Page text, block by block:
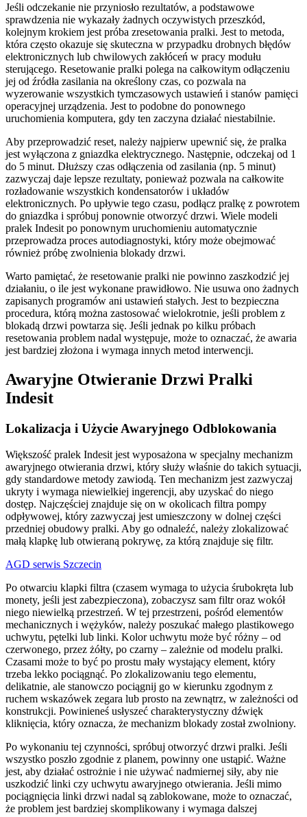
Jeśli odczekanie nie przyniosło rezultatów, a podstawowe
sprawdzenia nie wykazały żadnych oczywistych przeszkód,
kolejnym krokiem jest próba zresetowania pralki. Jest to metoda,
która często okazuje się skuteczna w przypadku drobnych błędów
elektronicznych lub chwilowych zakłóceń w pracy modułu
sterującego. Resetowanie pralki polega na całkowitym odłączeniu
jej od źródła zasilania na określony czas, co pozwala na
wyzerowanie wszystkich tymczasowych ustawień i stanów pamięci
operacyjnej urządzenia. Jest to podobne do ponownego
uruchomienia komputera, gdy ten zaczyna działać niestabilnie.
Aby przeprowadzić reset, należy najpierw upewnić się, że pralka
jest wyłączona z gniazdka elektrycznego. Następnie, odczekaj od 1
do 5 minut. Dłuższy czas odłączenia od zasilania (np. 5 minut)
zazwyczaj daje lepsze rezultaty, ponieważ pozwala na całkowite
rozładowanie wszystkich kondensatorów i układów
elektronicznych. Po upływie tego czasu, podłącz pralkę z powrotem
do gniazdka i spróbuj ponownie otworzyć drzwi. Wiele modeli
pralek Indesit po ponownym uruchomieniu automatycznie
przeprowadza proces autodiagnostyki, który może obejmować
również próbę zwolnienia blokady drzwi.
Warto pamiętać, że resetowanie pralki nie powinno zaszkodzić jej
działaniu, o ile jest wykonane prawidłowo. Nie usuwa ono żadnych
zapisanych programów ani ustawień stałych. Jest to bezpieczna
procedura, którą można zastosować wielokrotnie, jeśli problem z
blokadą drzwi powtarza się. Jeśli jednak po kilku próbach
resetowania problem nadal występuje, może to oznaczać, że awaria
jest bardziej złożona i wymaga innych metod interwencji.
Awaryjne Otwieranie Drzwi Pralki
Indesit
Lokalizacja i Użycie Awaryjnego Odblokowania
Większość pralek Indesit jest wyposażona w specjalny mechanizm
awaryjnego otwierania drzwi, który służy właśnie do takich sytuacji,
gdy standardowe metody zawiodą. Ten mechanizm jest zazwyczaj
ukryty i wymaga niewielkiej ingerencji, aby uzyskać do niego
dostęp. Najczęściej znajduje się on w okolicach filtra pompy
odpływowej, który zazwyczaj jest umieszczony w dolnej części
przedniej obudowy pralki. Aby go odnaleźć, należy zlokalizować
małą klapkę lub otwieraną pokrywę, za którą znajduje się filtr.
AGD serwis Szczecin
Po otwarciu klapki filtra (czasem wymaga to użycia śrubokręta lub
monety, jeśli jest zabezpieczona), zobaczysz sam filtr oraz wokół
niego niewielką przestrzeń. W tej przestrzeni, pośród elementów
mechanicznych i wężyków, należy poszukać małego plastikowego
uchwytu, pętelki lub linki. Kolor uchwytu może być różny – od
czerwonego, przez żółty, po czarny – zależnie od modelu pralki.
Czasami może to być po prostu mały wystający element, który
trzeba lekko pociągnąć. Po zlokalizowaniu tego elementu,
delikatnie, ale stanowczo pociągnij go w kierunku zgodnym z
ruchem wskazówek zegara lub prosto na zewnątrz, w zależności od
konstrukcji. Powinieneś usłyszeć charakterystyczny dźwięk
kliknięcia, który oznacza, że mechanizm blokady został zwolniony.
Po wykonaniu tej czynności, spróbuj otworzyć drzwi pralki. Jeśli
wszystko poszło zgodnie z planem, powinny one ustąpić. Ważne
jest, aby działać ostrożnie i nie używać nadmiernej siły, aby nie
uszkodzić linki czy uchwytu awaryjnego otwierania. Jeśli mimo
pociągnięcia linki drzwi nadal są zablokowane, może to oznaczać,
że problem jest bardziej skomplikowany i wymaga dalszej